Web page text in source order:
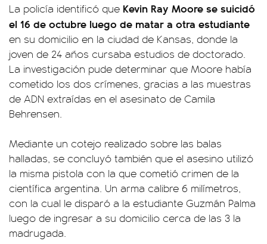
La policía identificó que Kevin Ray Moore se suicidó
el 16 de octubre luego de matar a otra estudiante
en su domicilio en la ciudad de Kansas, donde la
joven de 24 años cursaba estudios de doctorado.
La investigación pude determinar que Moore había
cometido los dos crímenes, gracias a las muestras
de ADN extraídas en el asesinato de Camila
Behrensen.
Mediante un cotejo realizado sobre las balas
halladas, se concluyó también que el asesino utilizó
la misma pistola con la que cometió crimen de la
científica argentina. Un arma calibre 6 milímetros,
con la cual le disparó a la estudiante Guzmán Palma
luego de ingresar a su domicilio cerca de las 3 la
madrugada.